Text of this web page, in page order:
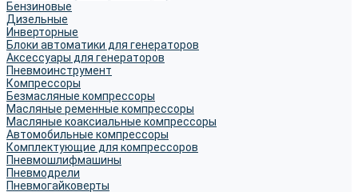
Бензиновые
Дизельные
Инверторные
Блоки автоматики для генераторов
Аксессуары для генераторов
Пневмоинструмент
Компрессоры
Безмасляные компрессоры
Масляные ременные компрессоры
Масляные коаксиальные компрессоры
Автомобильные компрессоры
Комплектующие для компрессоров
Пневмошлифмашины
Пневмодрели
Пневмогайковерты